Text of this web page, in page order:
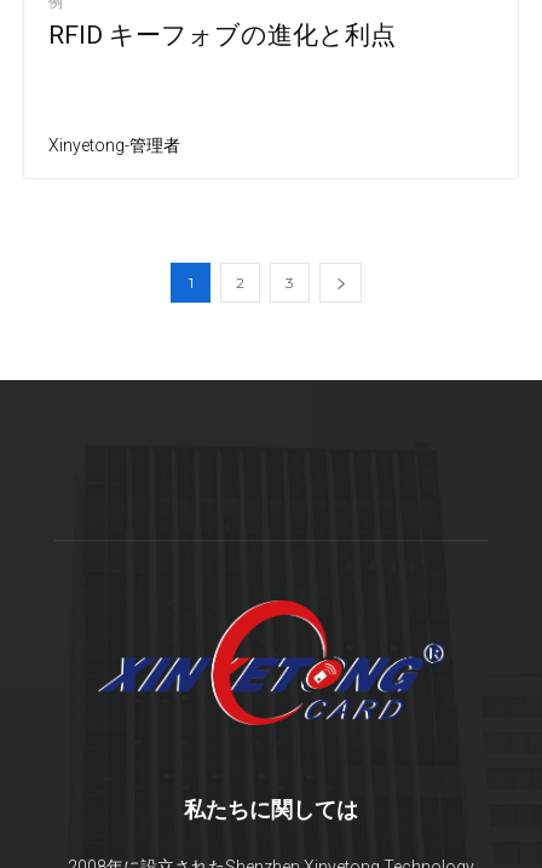
RFID キーフォブの進化と利点
Xinyetong-管理者
1 2 3
私たちに関しては